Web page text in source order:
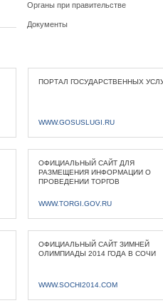
Органы при правительстве
Документы
ПОРТАЛ ГОСУДАРСТВЕННЫХ
WWW.GOSUSLUGI.RU
ОФИЦИАЛЬНЫЙ САЙТ ДЛЯ
РАЗМЕЩЕНИЯ ИНФОРМАЦИИ О
ПРОВЕДЕНИИ ТОРГОВ
WWW.TORGI.GOV.RU
ОФИЦИАЛЬНЫЙ САЙТ ЗИМНЕЙ
ОЛИМПИАДЫ 2014 ГОДА В СОЧИ
WWW.SOCHI2014.COM